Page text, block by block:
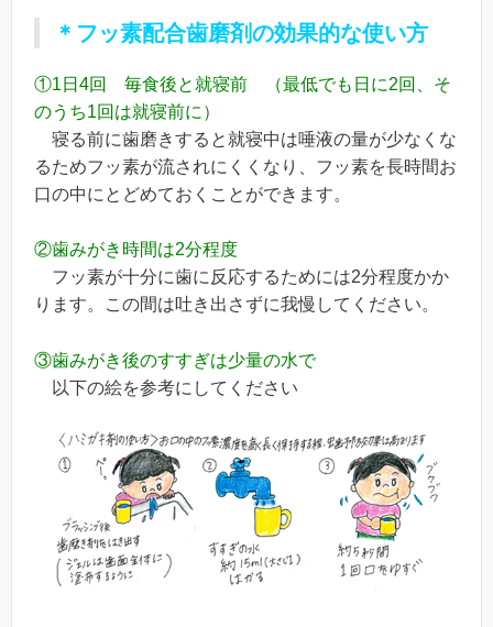
＊ フッ素配合歯磨剤の効果的な使い方
①1日4回 毎食後と就寝前 （最低でも日に2回、そ
のうち1回は就寝前に）
寝る前に歯磨きすると就寝中は唾液の量が少なくな
るためフッ素が流されにくくなり、フッ素を長時間お
口の中にとどめておくことができます。
②歯みがき時間は2分程度
フッ素が十分に歯に反応するためには2分程度かか
ります。この間は吐き出さずに我慢してください。
③歯みがき後のすすぎは少量の水で
以下の絵を参考にしてください